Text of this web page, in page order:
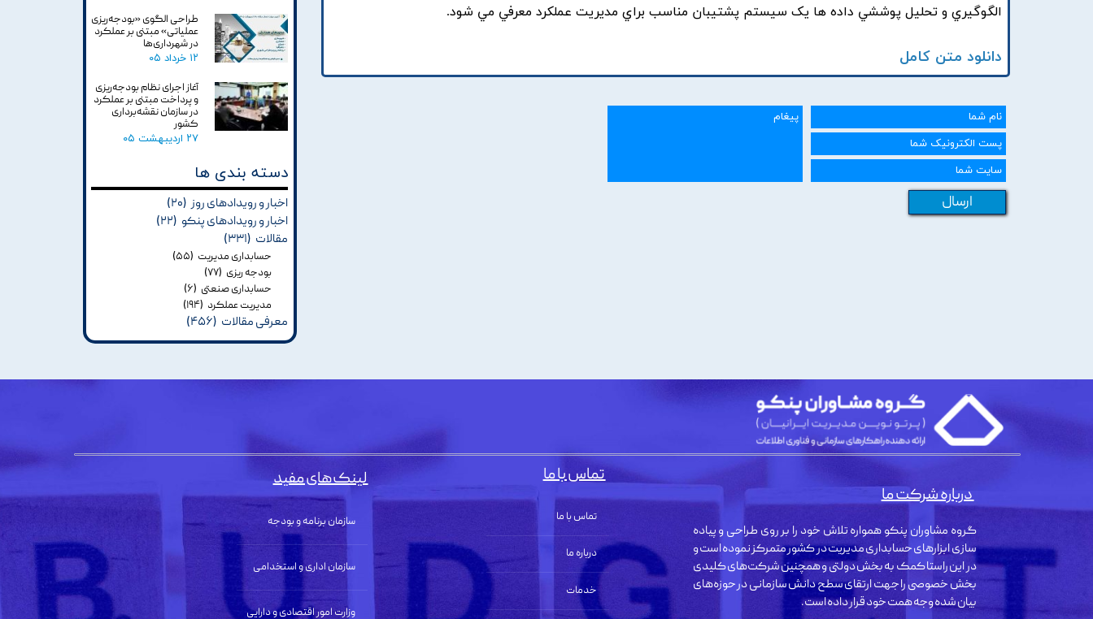
الگوگيري و تحليل پوششي داده ها يک سيستم پشتيبان مناسب براي مديريت عملکرد معرفي مي شود.
دانلود متن کامل
ارسال
طراحی الگوی «بودجه‌ریزی
عملیاتی» مبتنی بر عملکرد
در شهرداری‌ها
۱۲ خرداد ۰۵
آغاز اجرای نظام بودجه‌ریزی
و پرداخت مبتنی بر عملکرد
در سازمان نقشه‌برداری
کشور
۲۷ اردیبهشت ۰۵
دسته بندی ها
اخبار و رویدادهای روز (۲۰)
اخبار و رویدادهای پنکو (۲۲)
مقالات (۳۳۱)
حسابداری مدیریت (۵۵)
بودجه ریزی (۷۷)
حسابداری صنعتی (۶)
مدیریت عملکرد (۱۹۴)
معرفی مقالات (۴۵۶)
لینک‌های مفید
سازمان برنامه و بودجه
سازمان اداری و استخدامی
وزارت امور اقتصادی و دارایی
تماس با ما
درباره ما
خدمات
تماس با ما
گروه مشاوران پنکو همواره تلاش خود را بر روی طراحی و پیاده
سازی ابزارهای حسابداری مدیریت در کشور متمرکز نموده است و
در این راستا کمک به بخش دولتی و همچنین شرکت‌های کلیدی
بخش خصوصی را جهت ارتقای سطح دانش سازمانی در حوزه‌های
بیان شده وجه همت خود قرار داده است.
درباره شرکت ما